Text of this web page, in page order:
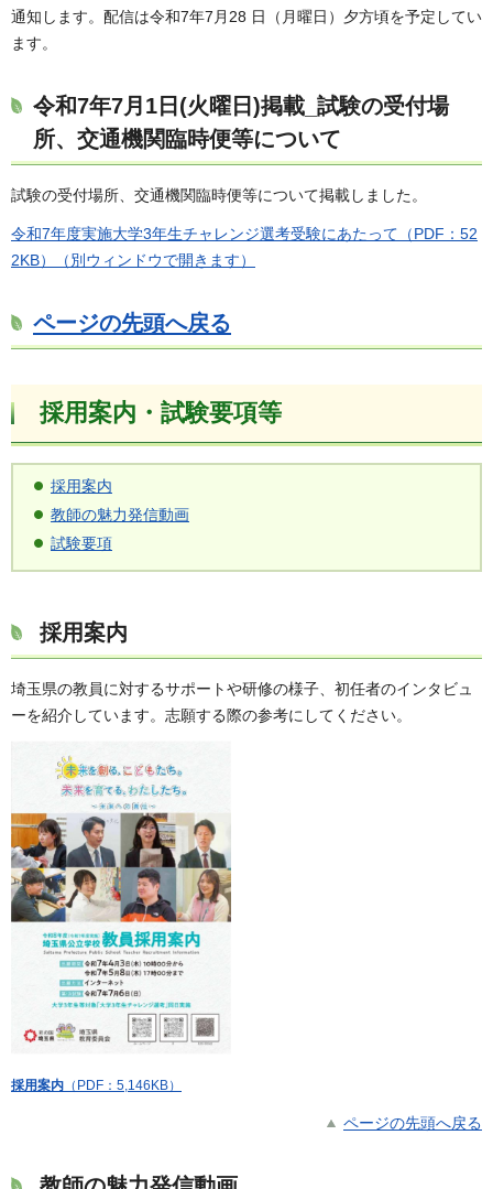
通知します。配信は令和7年7月28 日（月曜日）夕方頃を予定してい
ます。
令和7年7月1日(火曜日)掲載_試験の受付場
所、交通機関臨時便等について
試験の受付場所、交通機関臨時便等について掲載しました。
令和7年度実施大学3年生チャレンジ選考受験にあたって（PDF：52
2KB）（別ウィンドウで開きます）
ページの先頭へ戻る
採用案内・試験要項等
採用案内
教師の魅力発信動画
試験要項
採用案内
埼玉県の教員に対するサポートや研修の様子、初任者のインタビュ
ーを紹介しています。志願する際の参考にしてください。
採用案内 （PDF：5,146KB）
ページの先頭へ戻る